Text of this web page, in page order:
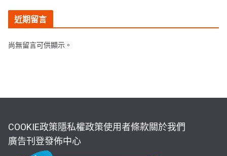
近期留言
尚無留言可供顯示。
COOKIE政策隱私權政策使用者條款關於我們
廣告刊登發佈中心